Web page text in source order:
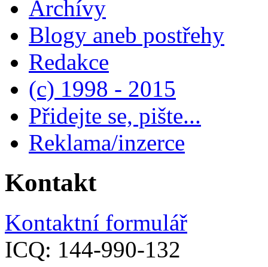
Archívy
Blogy aneb postřehy
Redakce
(c) 1998 - 2015
Přidejte se, pište...
Reklama/inzerce
Kontakt
Kontaktní formulář
ICQ: 144-990-132